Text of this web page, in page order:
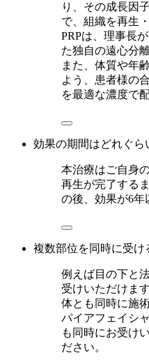
り、その成長因
で、組織を再生
PRPは、理事長
た独自の遠心分
また、体質や年
よう、患者様の
を最適な濃度で
効果の期間はどれぐら
本治療はご自身
再生が完了する
の後、効果が6年
複数部位を同時に受け
例えば目の下と
受けいただけま
体とも同時に施
パイアフェイシ
も同時にお受け
ださい。